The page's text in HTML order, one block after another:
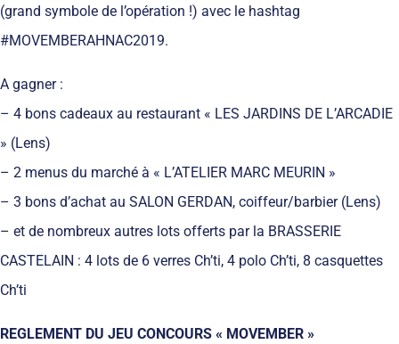
(grand symbole de l’opération !) avec le hashtag
#MOVEMBERAHNAC2019.
A gagner :
– 4 bons cadeaux au restaurant « LES JARDINS DE L’ARCADIE
» (Lens)
– 2 menus du marché à « L’ATELIER MARC MEURIN »
– 3 bons d’achat au SALON GERDAN, coiffeur/barbier (Lens)
– et de nombreux autres lots offerts par la BRASSERIE
CASTELAIN : 4 lots de 6 verres Ch’ti, 4 polo Ch’ti, 8 casquettes
Ch’ti
REGLEMENT DU JEU CONCOURS « MOVEMBER »